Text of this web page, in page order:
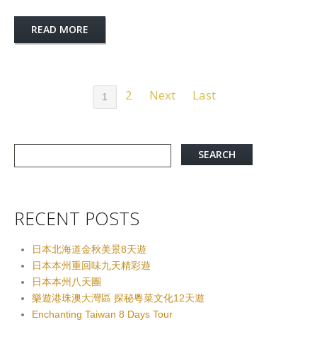
READ MORE
1 2 Next Last
RECENT POSTS
日本北海道金秋美景8天遊
日本本州重回味九天精彩遊
日本本州八天團
樂遊港珠澳大灣區 探秘粵菜文化12天遊
Enchanting Taiwan 8 Days Tour